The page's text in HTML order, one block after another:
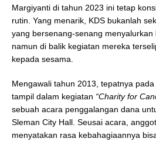
Margiyanti di tahun 2023 ini tetap
rutin. Yang menarik, KDS bukanlah
yang bersenang-senang menyalurkan
namun di balik kegiatan mereka
kepada sesama.
Mengawali tahun 2013, tepatnya
tampil dalam kegiatan “Charity for
sebuah acara penggalangan dana
Sleman City Hall. Seusai acara,
menyatakan rasa kebahagiaannya